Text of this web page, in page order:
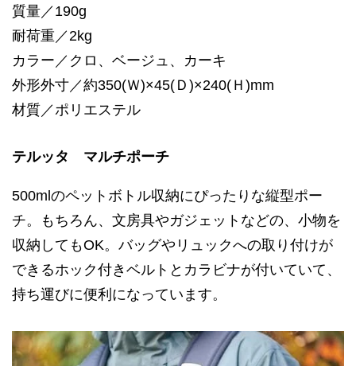
質量／190g
耐荷重／2kg
カラー／クロ、ベージュ、カーキ
外形外寸／約350(Ｗ)×45(Ｄ)×240(Ｈ)mm
材質／ポリエステル
テルッタ マルチポーチ
500mlのペットボトル収納にぴったりな縦型ポー
チ。もちろん、文房具やガジェットなどの、小物を
収納してもOK。バッグやリュックへの取り付けが
できるホック付きベルトとカラビナが付いていて、
持ち運びに便利になっています。